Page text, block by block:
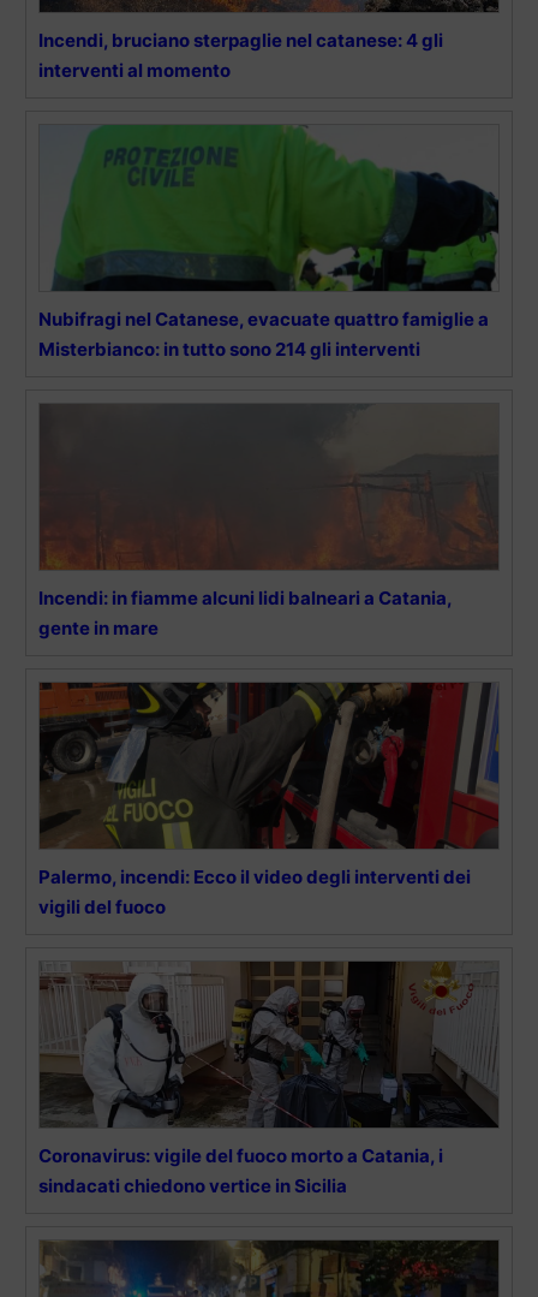
Incendi, bruciano sterpaglie nel catanese: 4 gli
interventi al momento
Nubifragi nel Catanese, evacuate quattro famiglie a
Misterbianco: in tutto sono 214 gli interventi
Incendi: in fiamme alcuni lidi balneari a Catania,
gente in mare
Palermo, incendi: Ecco il video degli interventi dei
vigili del fuoco
Coronavirus: vigile del fuoco morto a Catania, i
sindacati chiedono vertice in Sicilia